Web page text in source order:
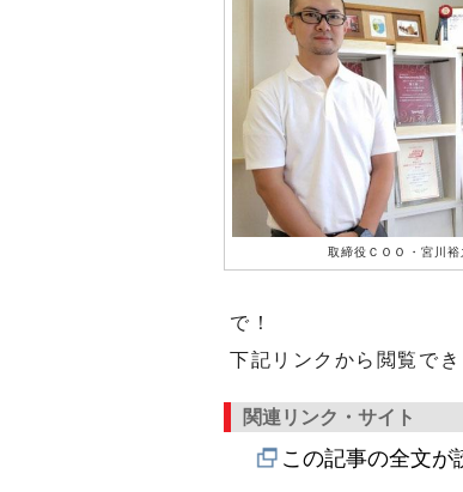
取締役ＣＯＯ・宮川裕
で！
下記リンクから閲覧でき
関連リンク・サイト
この記事の全文が